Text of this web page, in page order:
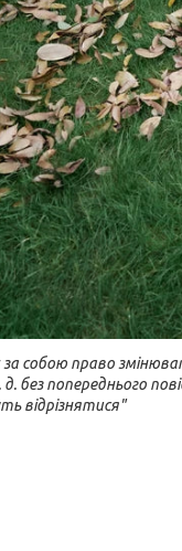
собою право
без попереднього
відрізнятися"